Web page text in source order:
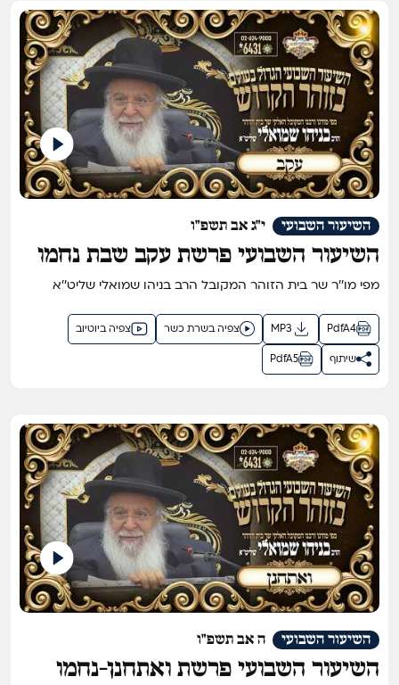
י"ג אב תשפ"ו השיעור השבועי
השיעור השבועי פרשת עקב שבת נחמו
תשפ"ו
מפי מו''ר שר בית הזוהר המקובל הרב בניהו שמואלי שליט''א
צפיה ביוטיוב צפיה בשרת כשר MP3 PdfA4
PdfA5 שיתוף
ה אב תשפ"ו השיעור השבועי
השיעור השבועי פרשת ואתחנן-נחמו